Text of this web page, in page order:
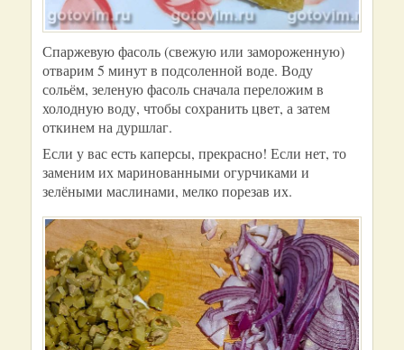
Спаржевую фасоль (свежую или замороженную)
отварим 5 минут в подсоленной воде. Воду
сольём, зеленую фасоль сначала переложим в
холодную воду, чтобы сохранить цвет, а затем
откинем на дуршлаг.
Если у вас есть каперсы, прекрасно! Если нет, то
заменим их маринованными огурчиками и
зелёными маслинами, мелко порезав их.